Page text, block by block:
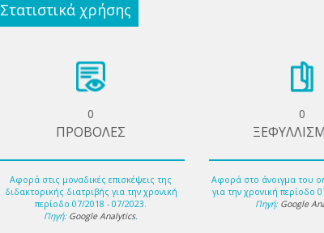
Στατιστικά χρήσης
0
ΠΡΟΒΟΛΕΣ
Αφορά στις μοναδικές επισκέψεις της
διδακτορικής διατριβής για την χρονική
περίοδο 07/2018 - 07/2023.
Πηγή: Google Analytics.
0
Αφορά στο άνοιγμα του
για την χρονική περίοδο
Πηγή: Google